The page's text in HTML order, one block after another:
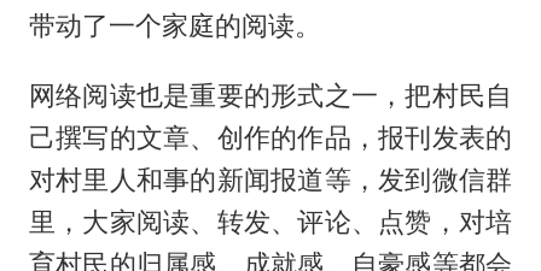
带动了一个家庭的阅读。
网络阅读也是重要的形式之一，把村民自
己撰写的文章、创作的作品，报刊发表的
对村里人和事的新闻报道等，发到微信群
里，大家阅读、转发、评论、点赞，对培
育村民的归属感、成就感、自豪感等都会